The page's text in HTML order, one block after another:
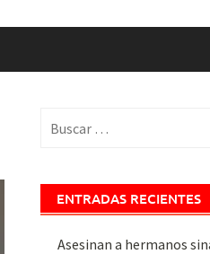
ENTRADAS RECIENTES
Asesinan a hermanos